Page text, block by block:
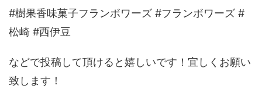
#樹果香味菓子フランボワーズ #フランボワーズ #
松崎 #西伊豆
などで投稿して頂けると嬉しいです！宜しくお願い
致します！